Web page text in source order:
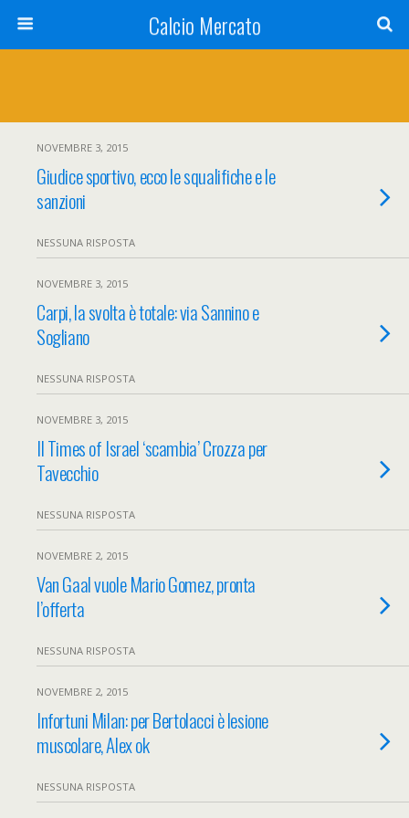
Calcio Mercato
NOVEMBRE 3, 2015
Giudice sportivo, ecco le squalifiche e le
sanzioni
NESSUNA RISPOSTA
NOVEMBRE 3, 2015
Carpi, la svolta è totale: via Sannino e
Sogliano
NESSUNA RISPOSTA
NOVEMBRE 3, 2015
Il Times of Israel ‘scambia’ Crozza per
Tavecchio
NESSUNA RISPOSTA
NOVEMBRE 2, 2015
Van Gaal vuole Mario Gomez, pronta
l’offerta
NESSUNA RISPOSTA
NOVEMBRE 2, 2015
Infortuni Milan: per Bertolacci è lesione
muscolare, Alex ok
NESSUNA RISPOSTA